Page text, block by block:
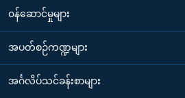
၀န်ဆောင်မှုများ
အပတ်စဉ်ကဏ္ဍများ
အင်္ဂလိပ်သင်ခန်းစာများ